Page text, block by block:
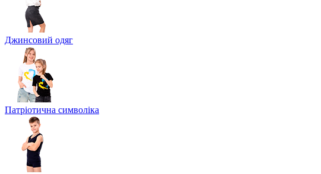
Джинсовий одяг
Патріотична символіка